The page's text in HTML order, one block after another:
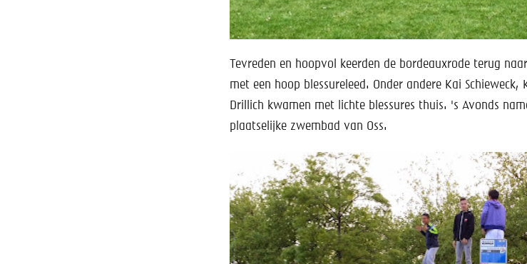
Tevreden en hoopvol keerden de bordeauxrode terug
met een hoop blessureleed. Onder andere Kai
Drillich kwamen met lichte blessures thuis. 's Avonds
plaatselijke zwembad van Oss.